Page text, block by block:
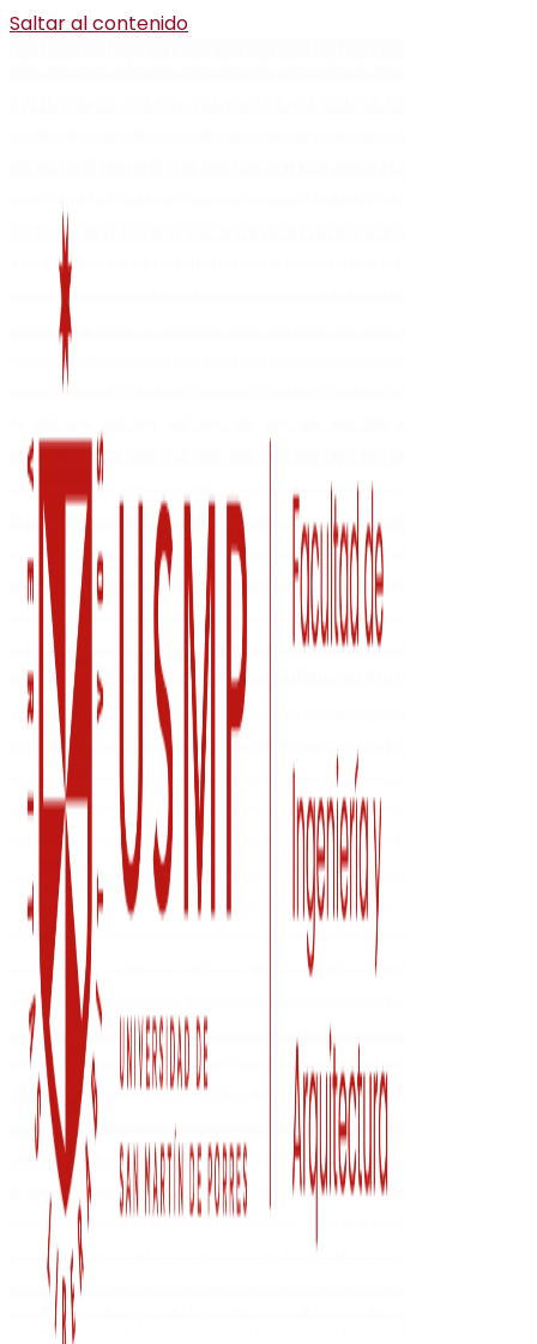
Saltar al contenido